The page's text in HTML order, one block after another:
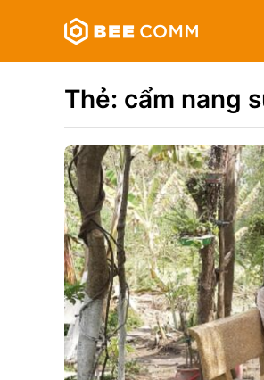
Bee
Comm
Truyền
đa
Thẻ: cẩm nang